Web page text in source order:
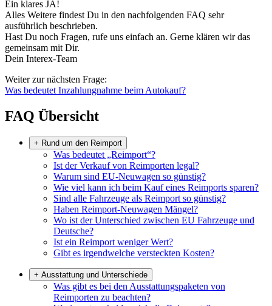
Ein klares JA!
Alles Weitere findest Du in den nachfolgenden FAQ sehr
ausführlich beschrieben.
Hast Du noch Fragen, rufe uns einfach an. Gerne klären wir das
gemeinsam mit Dir.
Dein Interex-Team
Weiter zur nächsten Frage:
Was bedeutet Inzahlungnahme beim Autokauf?
FAQ Übersicht
+ Rund um den Reimport
Was bedeutet „Reimport“?
Ist der Verkauf von Reimporten legal?
Warum sind EU-Neuwagen so günstig?
Wie viel kann ich beim Kauf eines Reimports sparen?
Sind alle Fahrzeuge als Reimport so günstig?
Haben Reimport-Neuwagen Mängel?
Wo ist der Unterschied zwischen EU Fahrzeuge und
Deutsche?
Ist ein Reimport weniger Wert?
Gibt es irgendwelche versteckten Kosten?
+ Ausstattung und Unterschiede
Was gibt es bei den Ausstattungspaketen von
Reimporten zu beachten?